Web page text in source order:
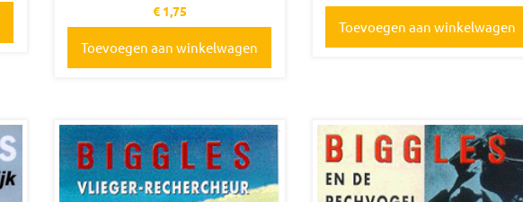
€1,75
Toevoegen aan winkelwagen
Toevoegen aan winkelwagen